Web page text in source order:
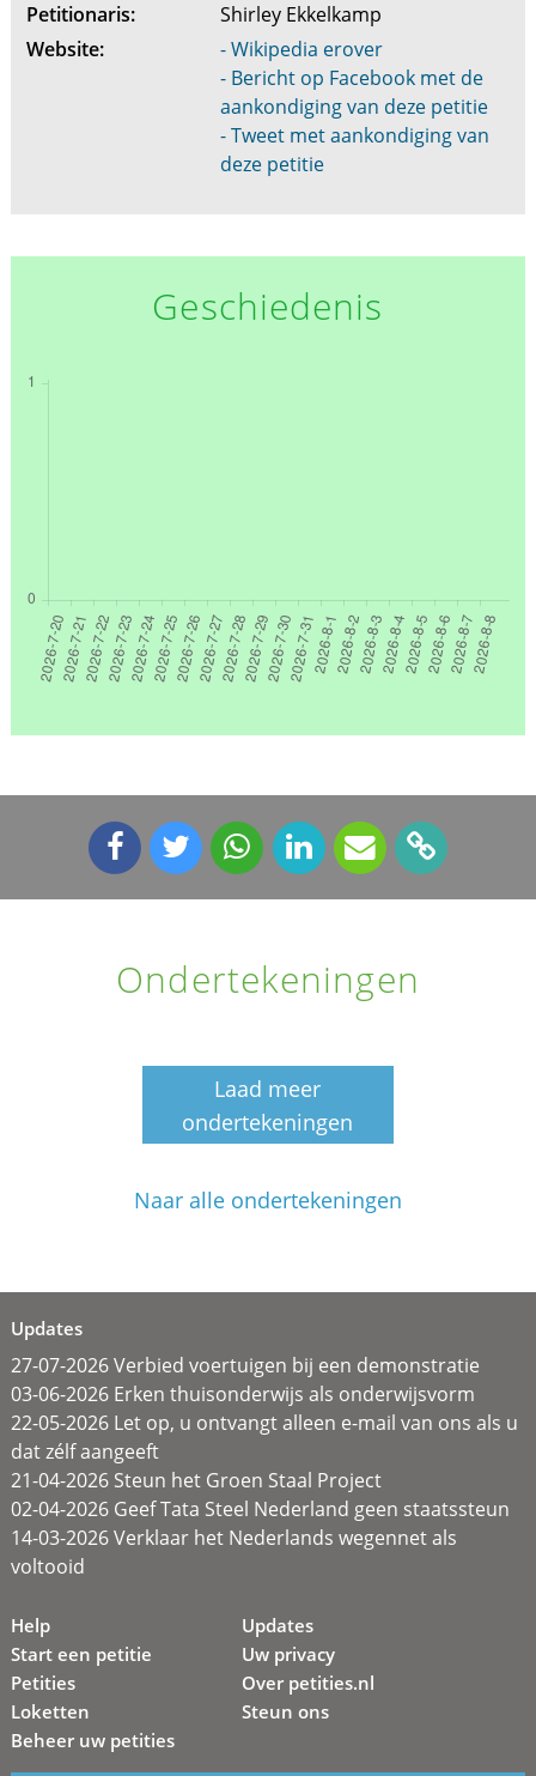
Petitionaris:
Shirley Ekkelkamp
Website:
- Wikipedia erover
- Bericht op Facebook met de
aankondiging van deze petitie
- Tweet met aankondiging van
deze petitie
Geschiedenis
Ondertekeningen
Laad meer
ondertekeningen
Naar alle ondertekeningen
Updates
27-07-2026 Verbied voertuigen bij een demonstratie
03-06-2026 Erken thuisonderwijs als onderwijsvorm
22-05-2026 Let op, u ontvangt alleen e-mail van ons als u
dat zélf aangeeft
21-04-2026 Steun het Groen Staal Project
02-04-2026 Geef Tata Steel Nederland geen staatssteun
14-03-2026 Verklaar het Nederlands wegennet als
voltooid
Help
Start een petitie
Petities
Loketten
Beheer uw petities
Updates
Uw privacy
Over petities.nl
Steun ons